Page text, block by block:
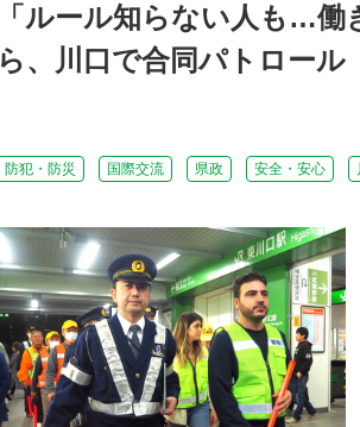
「ルール知らない人も…
ら、川口で合同パトロー
防犯・防災 国際交流 県政 安全・安心